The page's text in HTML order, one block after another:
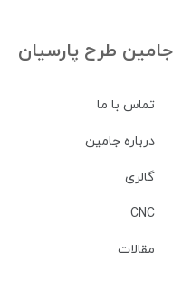
جامین طرح پارسیان
تماس با ما
درباره جامین
گالری
CNC
مقالات